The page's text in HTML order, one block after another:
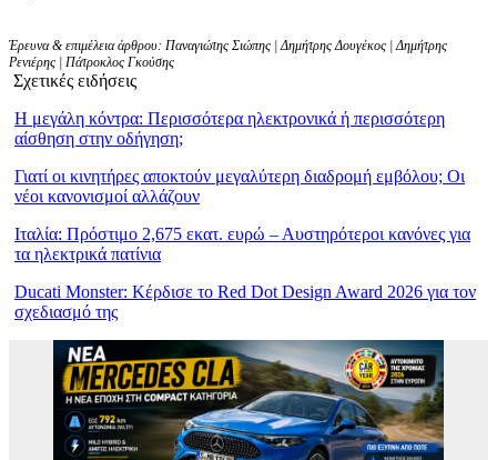
Έρευνα & επιμέλεια άρθρου: Παναγιώτης Σιώπης | Δημήτρης Δουγέκος | Δημήτρης
Ρενιέρης | Πάτροκλος Γκούσης
Σχετικές ειδήσεις
Η μεγάλη κόντρα: Περισσότερα ηλεκτρονικά ή περισσότερη
αίσθηση στην οδήγηση;
Γιατί οι κινητήρες αποκτούν μεγαλύτερη διαδρομή εμβόλου; Οι
νέοι κανονισμοί αλλάζουν
Ιταλία: Πρόστιμο 2,675 εκατ. ευρώ – Αυστηρότεροι κανόνες για
τα ηλεκτρικά πατίνια
Ducati Monster: Κέρδισε το Red Dot Design Award 2026 για τον
σχεδιασμό της